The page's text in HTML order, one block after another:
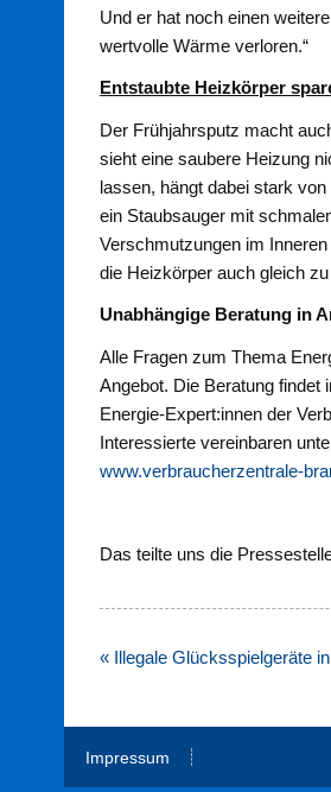
Und er hat noch einen
wertvolle Wärme verloren.“
Entstaubte Heizkörper
Der Frühjahrsputz macht
sieht eine saubere Heizung
lassen, hängt dabei stark
ein Staubsauger mit
Verschmutzungen im
die Heizkörper auch gleich
Unabhängige Beratung in
Alle Fragen zum Thema
Angebot. Die Beratung findet
Energie-Expert:innen der
Interessierte vereinbaren
www.verbraucherzentrale-
Das teilte uns die
Beitragsnavigation
« Illegale Glücksspielgeräte
Impressum